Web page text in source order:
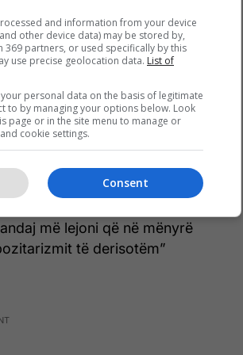
e PSD-së dogjën
po “digjet koncepti i
thirrje qytetarëve që në
tyre, një opozitë të re
duhet t'ia djegim këtë
formale që ka shkua pas
opozitës përnime, opozitës
ato dhe me sfidua
më lejoni që në mënyrë
të derisotëm”
and information from your device
other device data) may be stored by,
369 partners, or used specifically by this
use precise geolocation data. List of
personal data on the basis of legitimate
to by managing your options below. Look
page or in the site menu to manage or
cookie settings.
Consent